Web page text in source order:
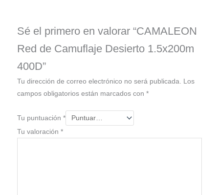
Sé el primero en valorar “CAMALEON
Red de Camuflaje Desierto 1.5x200m
400D”
Tu dirección de correo electrónico no será publicada.
Los
campos obligatorios están marcados con *
Tu puntuación *
Tu valoración *